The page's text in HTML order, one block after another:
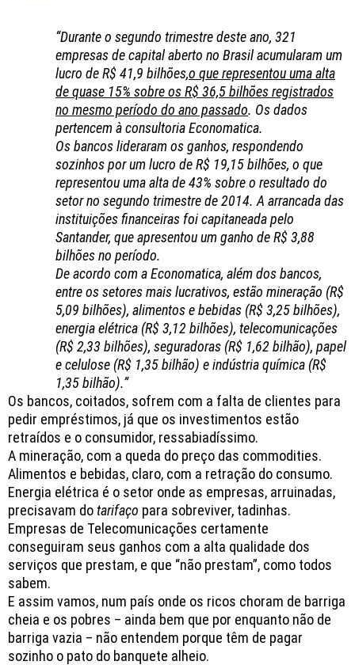
“Durante o segundo trimestre deste ano, 321
empresas de capital aberto no Brasil acumularam um
lucro de R$ 41,9 bilhões,o que representou uma alta
de quase 15% sobre os R$ 36,5 bilhões registrados
no mesmo período do ano passado. Os dados
pertencem à consultoria Economatica.
Os bancos lideraram os ganhos, respondendo
sozinhos por um lucro de R$ 19,15 bilhões, o que
representou uma alta de 43% sobre o resultado do
setor no segundo trimestre de 2014. A arrancada das
instituições financeiras foi capitaneada pelo
Santander, que apresentou um ganho de R$ 3,88
bilhões no período.
De acordo com a Economatica, além dos bancos,
entre os setores mais lucrativos, estão mineração (R$
5,09 bilhões), alimentos e bebidas (R$ 3,25 bilhões),
energia elétrica (R$ 3,12 bilhões), telecomunicações
(R$ 2,33 bilhões), seguradoras (R$ 1,62 bilhão), papel
e celulose (R$ 1,35 bilhão) e indústria química (R$
1,35 bilhão).”
Os bancos, coitados, sofrem com a falta de clientes para
pedir empréstimos, já que os investimentos estão
retraídos e o consumidor, ressabiadíssimo.
A mineração, com a queda do preço das commodities.
Alimentos e bebidas, claro, com a retração do consumo.
Energia elétrica é o setor onde as empresas, arruinadas,
precisavam dotarifaço para sobreviver, tadinhas.
Empresas de Telecomunicações certamente
conseguiram seus ganhos com a alta qualidade dos
serviços que prestam, e que “não prestam”, como todos
sabem.
E assim vamos, num país onde os ricos choram de barriga
cheia e os pobres – ainda bem que por enquanto não de
barriga vazia – não entendem porque têm de pagar
sozinho o pato do banquete alheio.